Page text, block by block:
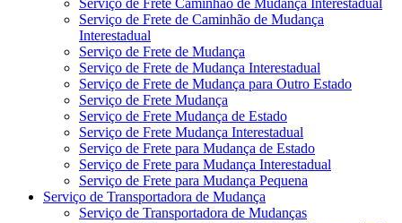
Serviço de Frete de Caminhão de Mudança
Interestadual
Serviço de Frete de Mudança
Serviço de Frete de Mudança Interestadual
Serviço de Frete de Mudança para Outro Estado
Serviço de Frete Mudança
Serviço de Frete Mudança de Estado
Serviço de Frete Mudança Interestadual
Serviço de Frete para Mudança de Estado
Serviço de Frete para Mudança Interestadual
Serviço de Frete para Mudança Pequena
Serviço de Transportadora de Mudança
Serviço de Transportadora de Mudanças